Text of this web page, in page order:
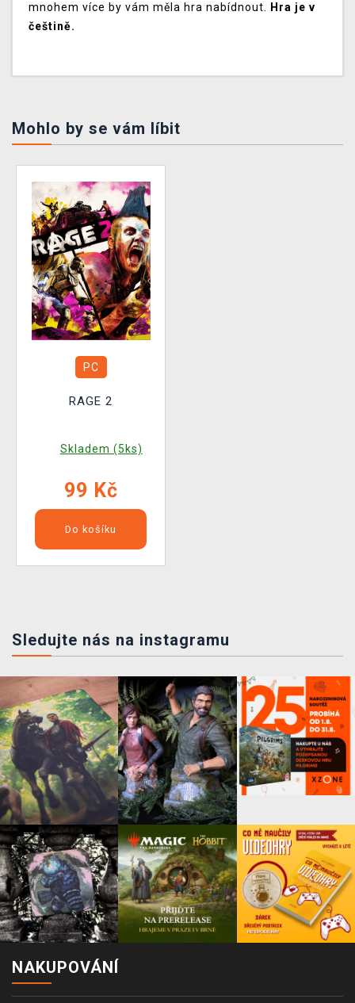
mnohem více by vám měla hra nabídnout. Hra je v
češtině.
Mohlo by se vám líbit
PC
RAGE 2
Skladem (5ks)
99 Kč
Do košíku
Sledujte nás na instagramu
NAKUPOVÁNÍ